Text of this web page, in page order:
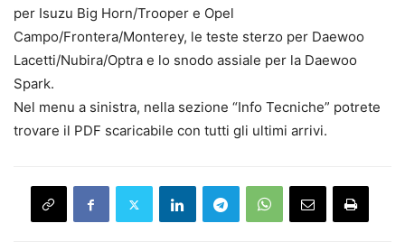
per Isuzu Big Horn/Trooper e Opel
Campo/Frontera/Monterey, le teste sterzo per Daewoo
Lacetti/Nubira/Optra e lo snodo assiale per la Daewoo
Spark.
Nel menu a sinistra, nella sezione “Info Tecniche” potrete
trovare il PDF scaricabile con tutti gli ultimi arrivi.